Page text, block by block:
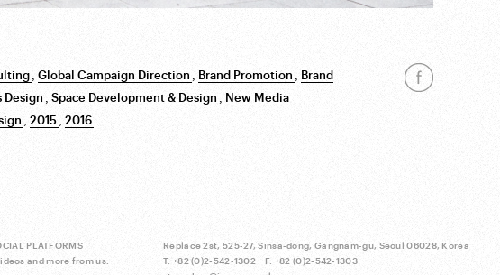
, Global Campaign Direction , Brand Promotion , Brand
Design , Space Development & Design , New Media
, 2015 , 2016
PLATFORMS
and more from us.
Replace 2st, 525-27, Sinsa-dong, Gangnam-gu, Seoul 06028, Korea
T. +82 (0)2-542-1302 F. +82 (0)2-542-1303